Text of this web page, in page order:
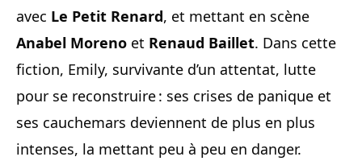
avec Le Petit Renard, et mettant en scène
Anabel Moreno et Renaud Baillet. Dans cette
fiction, Emily, survivante d’un attentat, lutte
pour se reconstruire : ses crises de panique et
ses cauchemars deviennent de plus en plus
intenses, la mettant peu à peu en danger.